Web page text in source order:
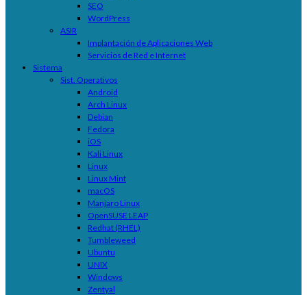
SEO
WordPress
ASIR
Implantación de Aplicaciones Web
Servicios de Red e Internet
Sistema
Sist. Operativos
Android
Arch Linux
Debian
Fedora
iOS
Kali Linux
Linux
Linux Mint
macOS
Manjaro Linux
OpenSUSE LEAP
Redhat (RHEL)
Tumbleweed
Ubuntu
UNIX
Windows
Zentyal